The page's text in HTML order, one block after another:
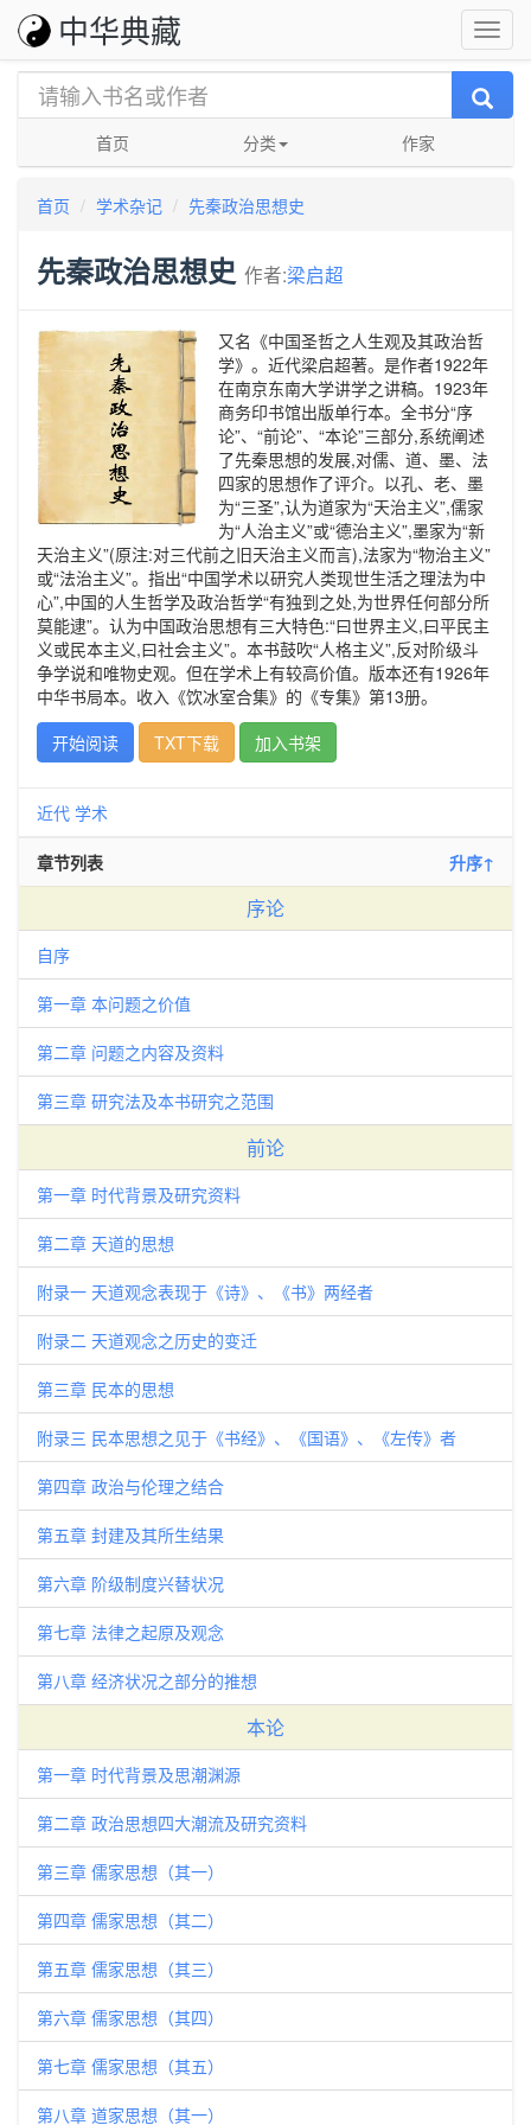
中华典藏
首页 分类 作家
首页 学术杂记 先秦政治思想史
先秦政治思想史 作者:梁启超
又名《中国圣哲之人生观及其政治哲
学》。近代梁启超著。是作者1922年
在南京东南大学讲学之讲稿。1923年
商务印书馆出版单行本。全书分“序
论”、“前论”、“本论”三部分,系统阐述
了先秦思想的发展,对儒、道、墨、法
四家的思想作了评介。以孔、老、墨
为“三圣”,认为道家为“天治主义”,儒家
为“人治主义”或“德治主义”,墨家为“新
天治主义”(原注:对三代前之旧天治主义而言),法家为“物治主义”
或“法治主义”。指出“中国学术以研究人类现世生活之理法为中
心”,中国的人生哲学及政治哲学“有独到之处,为世界任何部分所
莫能逮”。认为中国政治思想有三大特色:“曰世界主义,曰平民主
义或民本主义,曰社会主义”。本书鼓吹“人格主义”,反对阶级斗
争学说和唯物史观。但在学术上有较高价值。版本还有1926年
中华书局本。收入《饮冰室合集》的《专集》第13册。
开始阅读
TXT下载 加入书架
近代 学术
章节列表 升序↑
序论
自序
第一章 本问题之价值
第二章 问题之内容及资料
第三章 研究法及本书研究之范围
前论
第一章 时代背景及研究资料
第二章 天道的思想
附录一 天道观念表现于《诗》、《书》两经者
附录二 天道观念之历史的变迁
第三章 民本的思想
附录三 民本思想之见于《书经》、《国语》、《左传》者
第四章 政治与伦理之结合
第五章 封建及其所生结果
第六章 阶级制度兴替状况
第七章 法律之起原及观念
第八章 经济状况之部分的推想
本论
第一章 时代背景及思潮渊源
第二章 政治思想四大潮流及研究资料
第三章 儒家思想（其一）
第四章 儒家思想（其二）
第五章 儒家思想（其三）
第六章 儒家思想（其四）
第七章 儒家思想（其五）
第八章 道家思想（其一）